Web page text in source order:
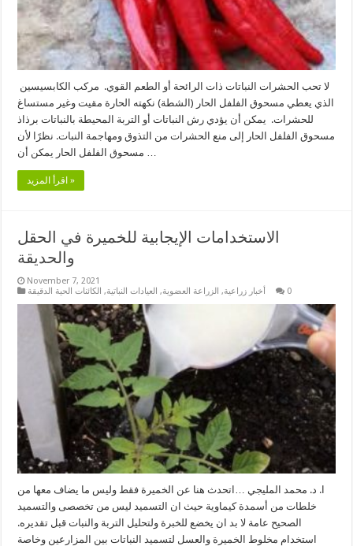
الذي يعطي مسحوق الفلفل الحار (الشطة) نكهته الحارة مقيت وغير مستساغ
للحشرات. يمكن أن يؤدي رش النباتات أو التربة المحيطة بالنباتات برذاذ
مسحوق الفلفل الحار إلى منع الحشرات من التذوق ومهاجمة النبات. نظرًا لأن
مسحوق الفلفل الحار يمكن أن …
اقرأ المزيد »
الاستخدامات الإيجابية للخميرة في الحقل
والحديقة
November 7, 2021
أخبار زراعية, الزراعة العضوية, العيادات النباتية, الكائنات الحية الدقيقة 0
ا. د. محمد المليجي …اتحدث هنا عن الخميرة فقط وليس ما يضاف معها من
خلطات من أسمدة كيماوية حيث ان التسميد ليس من تخصصى والتسميد
الصحيح عامة لا بد ان يخضع للخبرة ولتحليل التربة والنبات قبل تقديره.
استخدام مخلوط الخميرة والعسل لتسميد النباتات بين المزارعين وخاصة